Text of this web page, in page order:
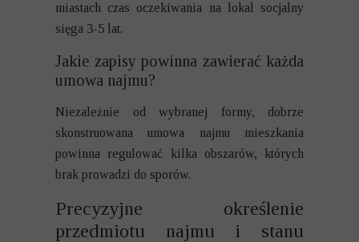
miastach czas oczekiwania na lokal socjalny
sięga 3-5 lat.
Jakie zapisy powinna zawierać każda
umowa najmu?
Niezależnie od wybranej formy, dobrze
skonstruowana umowa najmu mieszkania
powinna regulować kilka obszarów, których
brak prowadzi do sporów.
Precyzyjne określenie
przedmiotu najmu i stanu